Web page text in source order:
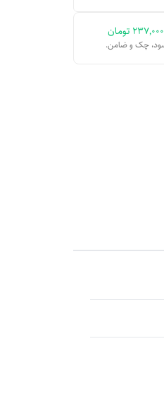
۲۳۷٬۰۰۰ تومان